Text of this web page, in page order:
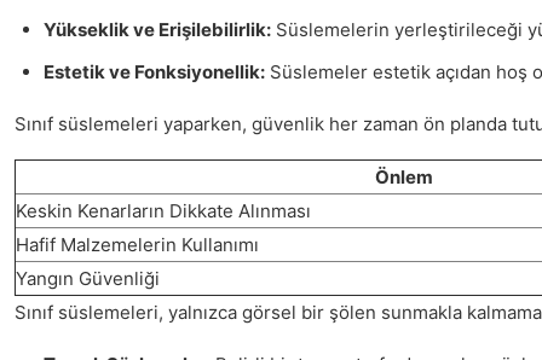
Yükseklik ve Erişilebilirlik: Süslemelerin yerleştirileceği
Estetik ve Fonksiyonellik: Süslemeler estetik açıdan hoş
Sınıf süslemeleri yaparken, güvenlik her zaman ön planda
Önlem
Keskin Kenarların Dikkate Alınması
Hafif Malzemelerin Kullanımı
Yangın Güvenliği
Sınıf süslemeleri, yalnızca görsel bir şölen sunmakla